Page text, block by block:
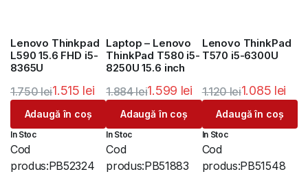
Lenovo Thinkpad
L590 15.6 FHD i5-
8365U
1.750lei
Prețul
inițial
a
fost:
1.515 lei
Prețul
curent
este:
1.515 lei.
Adaugă în coș
In Stoc
Cod
produs:PB52324
Laptop – Lenovo
ThinkPad T580 i5-
8250U 15.6 inch
1.884lei
Prețul
inițial
a
fost:
1.599 lei
Prețul
curent
este:
1.599 lei.
Adaugă în coș
In Stoc
Cod
produs:PB51883
Lenovo ThinkPad
T570 i5-6300U
1.120lei
Prețul
inițial
a
fost:
1.085 lei
Prețul
curent
este:
1.085 lei.
Adaugă în coș
In Stoc
Cod
produs:PB51548